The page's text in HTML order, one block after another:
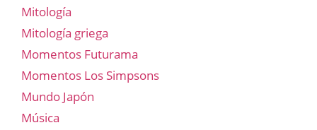
Mitología
Mitología griega
Momentos Futurama
Momentos Los Simpsons
Mundo Japón
Música